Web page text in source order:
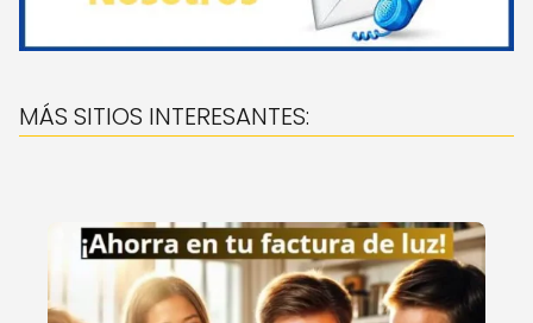
MÁS SITIOS INTERESANTES: